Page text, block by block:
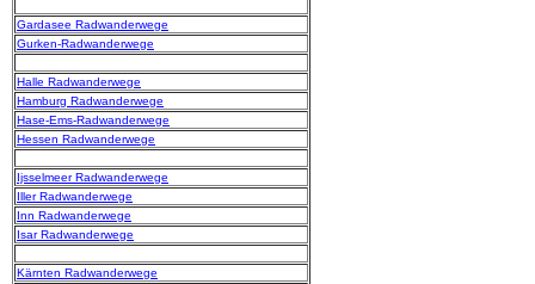
Gardasee Radwanderwege
Gurken-Radwanderwege
Halle Radwanderwege
Hamburg Radwanderwege
Hase-Ems-Radwanderwege
Hessen Radwanderwege
Ijsselmeer Radwanderwege
Iller Radwanderwege
Inn Radwanderwege
Isar Radwanderwege
Kärnten Radwanderwege